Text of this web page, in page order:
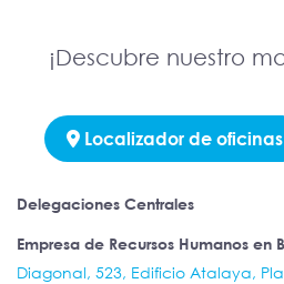
¡Descubre nuestro
Localizador de oficinas
Delegaciones Centrales
Empresa de Recursos Humanos en
Diagonal, 523, Edificio Atalaya,